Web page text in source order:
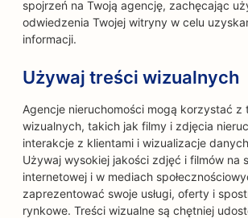
spojrzeń na Twoją agencję, zachęcając
odwiedzenia Twojej witryny w celu
informacji.
Używaj treści wizualnych
Agencje nieruchomości mogą korzystać z
wizualnych, takich jak filmy i zdjęcia
interakcje z klientami i wizualizacje
Używaj wysokiej jakości zdjęć i filmów na
internetowej i w mediach
zaprezentować swoje usługi, oferty i
rynkowe. Treści wizualne są chętniej